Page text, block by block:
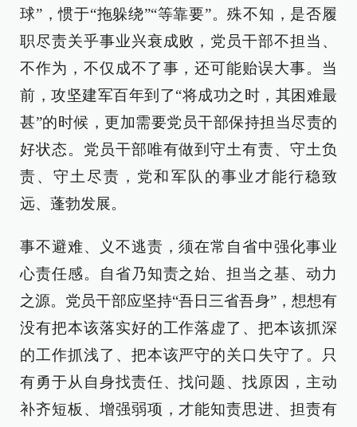
球”，惯于“拖躲绕”“等靠要”。殊不知，是否履
职尽责关乎事业兴衰成败，党员干部不担当、
不作为，不仅成不了事，还可能贻误大事。当
前，攻坚建军百年到了“将成功之时，其困难最
甚”的时候，更加需要党员干部保持担当尽责的
好状态。党员干部唯有做到守土有责、守土负
责、守土尽责，党和军队的事业才能行稳致
远、蓬勃发展。
事不避难、义不逃责，须在常自省中强化事业
心责任感。自省乃知责之始、担当之基、动力
之源。党员干部应坚持“吾日三省吾身”，想想有
没有把本该落实好的工作落虚了、把本该抓深
的工作抓浅了、把本该严守的关口失守了。只
有勇于从自身找责任、找问题、找原因，主动
补齐短板、增强弱项，才能知责思进、担责有